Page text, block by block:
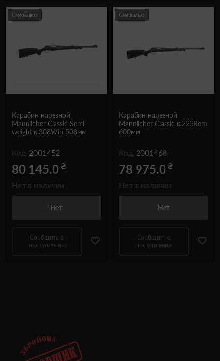
Самовывоз
Карабин нарезной
Mannlicher Classic Semi
weight к.308Win 508мм
Код 2001452
80 145.0 ₴
Нет
Сообщить о
поступлении
Самовывоз
Карабин нарезной
Mannlicher Classic к.223Rem
600мм
Код 2001468
78 975.0 ₴
Нет
Сообщить о
поступлении